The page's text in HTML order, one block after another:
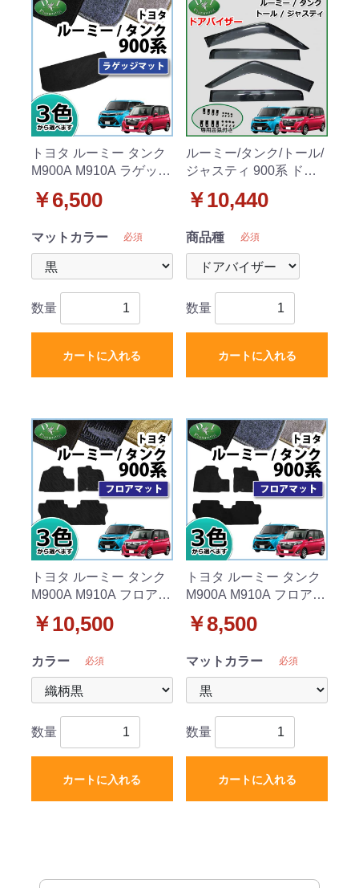
トヨタ ルーミー タンク
M900A M910A ラゲッジ
DXシリーズ
￥6,500
マットカラー 必須
数量
カートに入れる
ルーミー/タンク/トール/
ジャスティ 900系 ドア
ー 社外新品
￥10,440
商品種 必須
数量
カートに入れる
トヨタ ルーミー タンク
M900A M910A フロアマ
リーズ
￥10,500
カラー 必須
数量
カートに入れる
トヨタ ルーミー タンク
M900A M910A フロアマ
ーズ
￥8,500
マットカラー 必須
数量
カートに入れる